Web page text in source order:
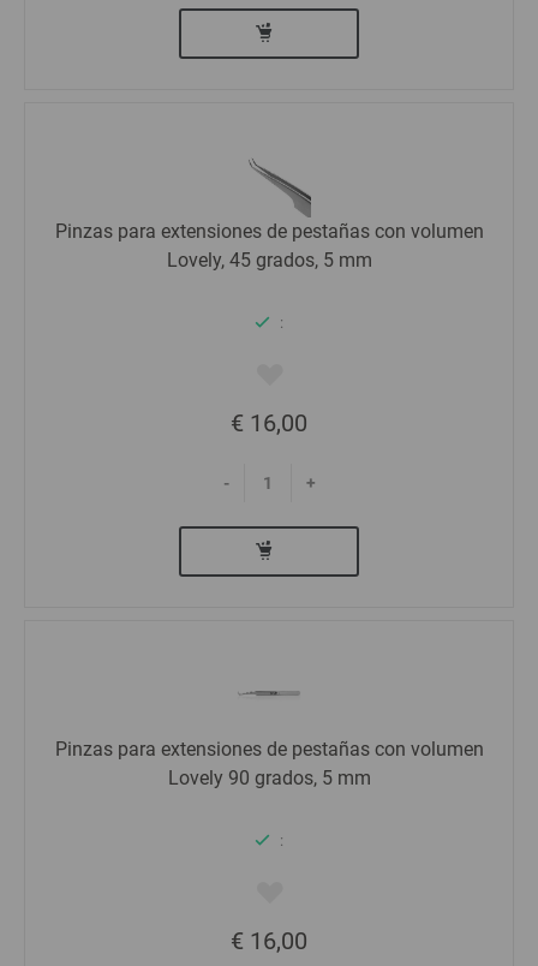
Pinzas para extensiones de pestañas con volumen
Lovely, 45 grados, 5 mm
:
€ 16,00
- +
Pinzas para extensiones de pestañas con volumen
Lovely 90 grados, 5 mm
:
€ 16,00